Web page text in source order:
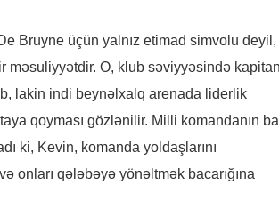
Bruyne üçün yalnız etimad simvolu deyil,
məsuliyyətdir. O, klub səviyyəsində
lakin indi beynəlxalq arenada liderlik
qoyması gözlənilir. Milli komandanın
ki, Kevin, komanda yoldaşlarını
onları qələbəyə yönəltmək bacarığına